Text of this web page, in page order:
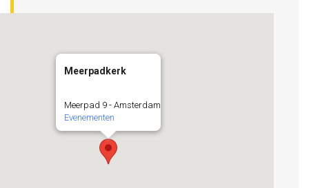
Meerpadkerk
Meerpad 9 - Amsterdam
Evenementen